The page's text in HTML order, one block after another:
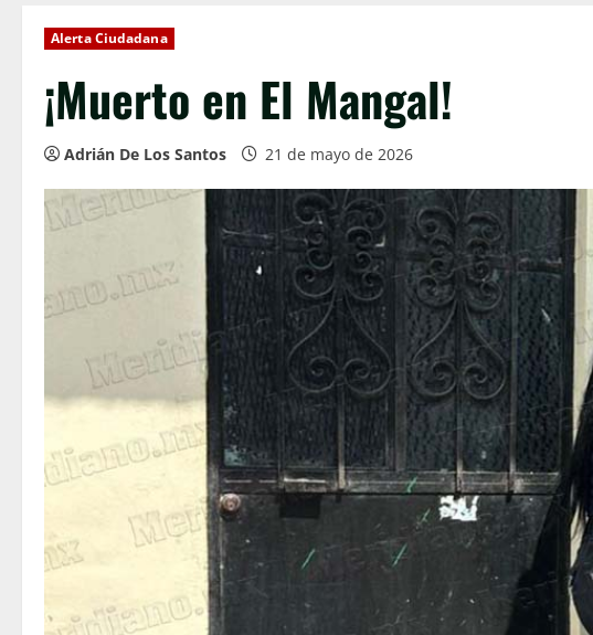
Alerta Ciudadana
¡Muerto en El Mangal!
Adrián De Los Santos 21 de mayo de 2026